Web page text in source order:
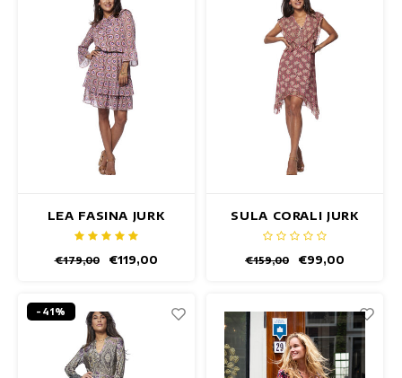
LEA FASINA JURK
€179,00 €119,00
SULA CORALI JURK
€159,00 €99,00
-41%